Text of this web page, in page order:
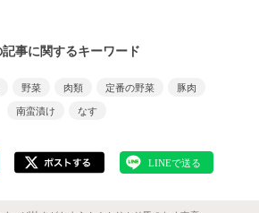
記事に関するキーワード
野菜 肉類 定番の野菜
豚肉
南蛮漬け
なす